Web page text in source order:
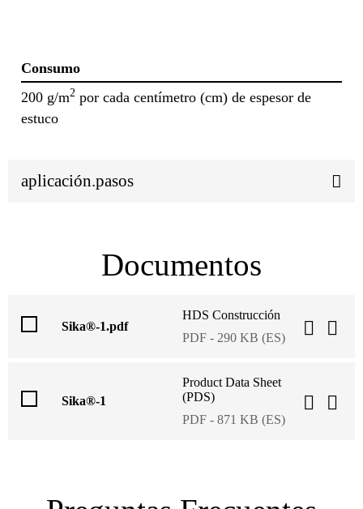
Consumo
200 g/m2 por cada centímetro (cm) de espesor de
estuco
aplicación.pasos
Documentos
Sika®-1.pdf
HDS Construcción
PDF - 290 KB (ES)
Sika®-1
Product Data Sheet
(PDS)
PDF - 871 KB (ES)